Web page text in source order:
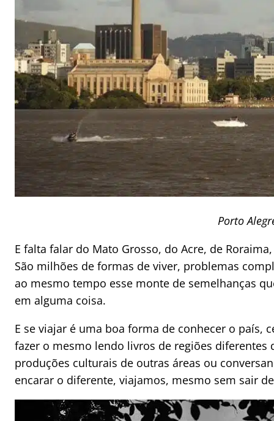
Porto
E falta falar do Mato Grosso, do Acre, de
São milhões de formas de viver, problemas
ao mesmo tempo esse monte de semelhanças
em alguma coisa.
E se viajar é uma boa forma de conhecer o país,
fazer o mesmo lendo livros de regiões diferentes
produções culturais de outras áreas ou
encarar o diferente, viajamos, mesmo sem sair